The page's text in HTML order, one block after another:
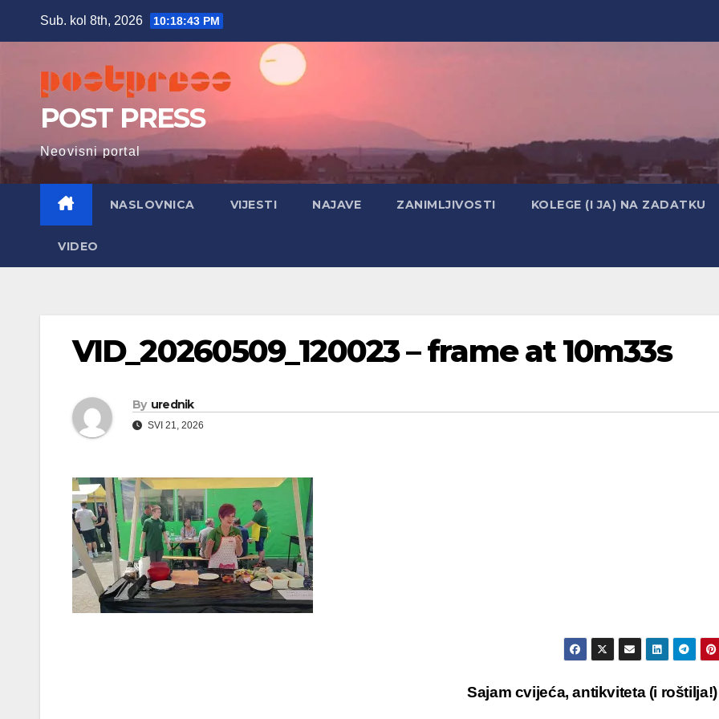
Sub. kol 8th, 2026 10:18:44 PM
POST PRESS
Neovisni portal
NASLOVNICA VIJESTI NAJAVE ZANIMLJIVOSTI KOLEGE (I JA) NA ZADATKU
VIDEO
VID_20260509_120023 – frame at 10m33s
By urednik
SVI 21, 2026
Sajam cvijeća, antikviteta (i roštilja!)